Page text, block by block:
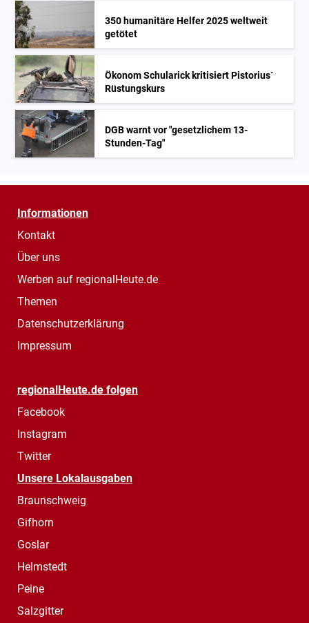
350 humanitäre Helfer 2025 weltweit
getötet
Ökonom Schularick kritisiert Pistorius`
Rüstungskurs
DGB warnt vor "gesetzlichem 13-
Stunden-Tag"
Informationen
Kontakt
Über uns
Werben auf regionalHeute.de
Themen
Datenschutzerklärung
Impressum
regionalHeute.de folgen
Facebook
Instagram
Twitter
Unsere Lokalausgaben
Braunschweig
Gifhorn
Goslar
Helmstedt
Peine
Salzgitter